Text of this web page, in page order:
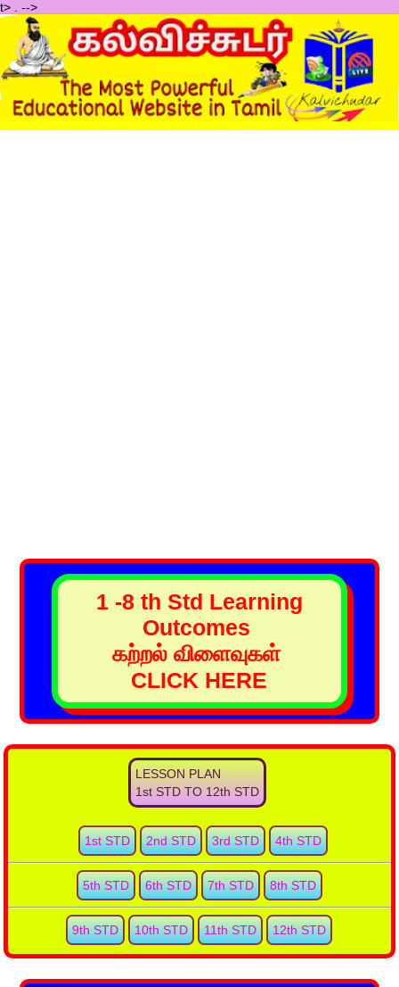
t> -->
1 -8 th Std Learning
Outcomes
கற்றல் விளைவுகள்
CLICK HERE
LESSON PLAN
1st STD TO 12th STD
1st STD 2nd STD 3rd STD 4th STD
5th STD 6th STD 7th STD 8th STD
9th STD 10th STD 11th STD 12th STD